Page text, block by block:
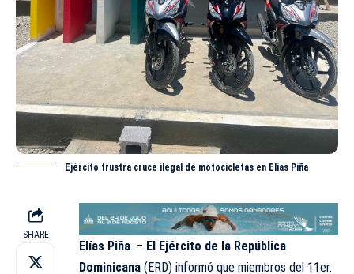
Ejército frustra cruce ilegal de motocicletas en Elías Piña
SHARE
Elías Piña. – El Ejército de la República
Dominicana (ERD) informó que miembros del 11er.